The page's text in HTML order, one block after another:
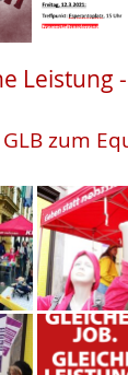
Leistung
zum